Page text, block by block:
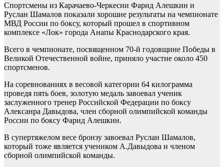
Спортсмены из Карачаево-Черкесии Фарид Алешкин и
Руслан Шамалов показали хорошие результаты на чемпионате
МВД России по боксу, который прошел в спортивном
комплексе «Лок» города Анапы Краснодарского края.
Всего в чемпионате, посвященном 70-й годовщине Победы в
Великой Отечественной войне, приняло участие около 450
спортсменов.
На соревнованиях в весовой категории 64 килограмма
проведя пять боев, золотую медаль завоевал ученик
заслуженного тренер Российской Федерации по боксу
Алексанра Давыдова, член сборной олимпийской команды
России по боксу Фарид Алешкин.
В супертяжелом весе бронзу завоевал Руслан Шамалов,
который тоже является учеником А.Давыдова и членом
сборной олимпийской команды.